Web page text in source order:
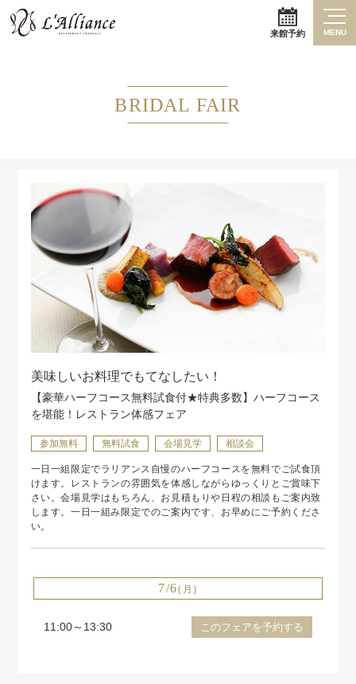
来館予約 MENU
BRIDAL FAIR
美味しいお料理でもてなしたい！
【豪華ハーフコース無料試食付★特典多数】ハーフコース
を堪能！レストラン体感フェア
参加無料 無料試食 会場見学 相談会
一日一組限定でラリアンス自慢のハーフコースを無料でご試食頂
けます。レストランの雰囲気を体感しながらゆっくりとご賞味下
さい。会場見学はもちろん、お見積もりや日程の相談もご案内致
します。一日一組み限定でのご案内です、お早めにご予約くださ
い。
7/6(月)
11:00～13:30 このフェアを予約する